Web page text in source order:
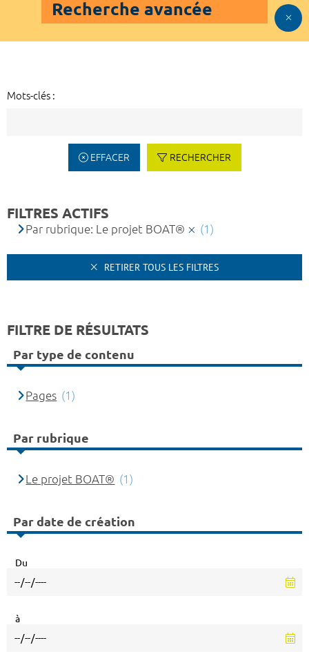
Recherche avancée
Mots-clés :
EFFACER RECHERCHER
FILTRES ACTIFS
Par rubrique: Le projet BOAT® (1)
RETIRER TOUS LES FILTRES
FILTRE DE RÉSULTATS
Par type de contenu
Pages (1)
Par rubrique
Le projet BOAT® (1)
Par date de création
Du
à